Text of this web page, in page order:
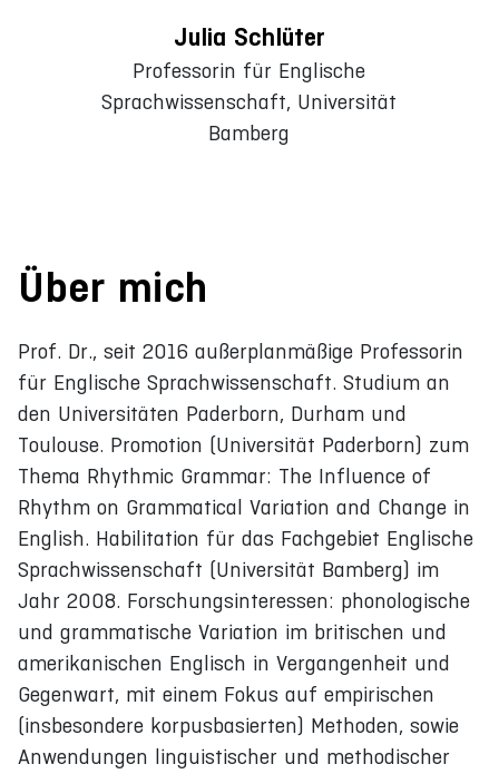
Julia Schlüter
Professorin für Englische
Sprachwissenschaft, Universität
Bamberg
Über mich
Prof. Dr., seit 2016 außerplanmäßige Professorin
für Englische Sprachwissenschaft. Studium an
den Universitäten Paderborn, Durham und
Toulouse. Promotion (Universität Paderborn) zum
Thema Rhythmic Grammar: The Influence of
Rhythm on Grammatical Variation and Change in
English. Habilitation für das Fachgebiet Englische
Sprachwissenschaft (Universität Bamberg) im
Jahr 2008. Forschungsinteressen: phonologische
und grammatische Variation im britischen und
amerikanischen Englisch in Vergangenheit und
Gegenwart, mit einem Fokus auf empirischen
(insbesondere korpusbasierten) Methoden, sowie
Anwendungen linguistischer und methodischer